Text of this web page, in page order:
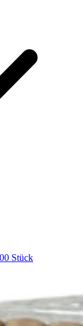
Stück